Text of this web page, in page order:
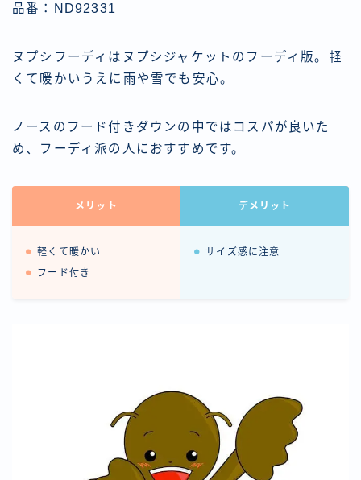
品番：ND92331
ヌプシフーディはヌプシジャケットのフーディ版。軽
くて暖かいうえに雨や雪でも安心。
ノースのフード付きダウンの中ではコスパが良いた
め、フーディ派の人におすすめです。
メリット デメリット
軽くて暖かい
フード付き
サイズ感に注意